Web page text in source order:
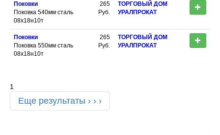
Поковки
Поковка 540мм сталь
08х18н10т
265
Руб.
ТОРГОВЫЙ ДОМ
УРАЛПРОКАТ
Поковки
Поковка 550мм сталь
08х18н10т
265
Руб.
ТОРГОВЫЙ ДОМ
УРАЛПРОКАТ
1
Еще результаты › › ›